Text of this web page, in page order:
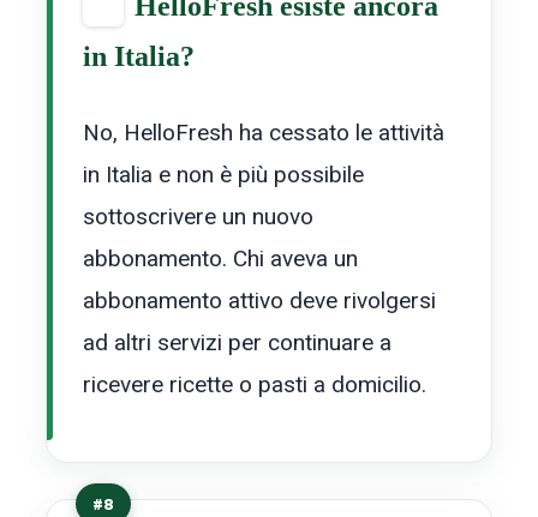
in Italia?
No, HelloFresh ha cessato le attività
in Italia e non è più possibile
sottoscrivere un nuovo
abbonamento. Chi aveva un
abbonamento attivo deve rivolgersi
ad altri servizi per continuare a
ricevere ricette o pasti a domicilio.
#8